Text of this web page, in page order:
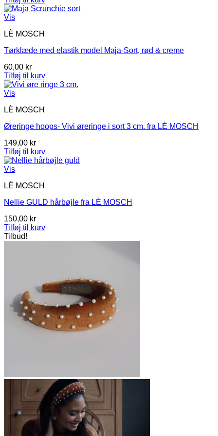
pris
pris
Vis
LÈ MOSCH
Tørklæde med elastik model Maja-Sort, rød & creme
60,00 kr
Tilføj til kurv
Vis
LÈ MOSCH
Øreringe hoops- Vivi øreringe i sort 3 cm. fra LÈ MOSCH
149,00 kr
Tilføj til kurv
Vis
LÈ MOSCH
Nellie GULD hårbøjle fra LÈ MOSCH
150,00 kr
Tilføj til kurv
Tilbud!